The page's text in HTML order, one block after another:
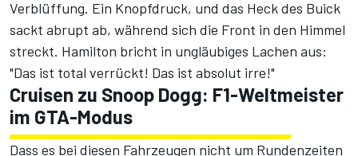
Verblüffung. Ein Knopfdruck, und das Heck des Buick
sackt abrupt ab, während sich die Front in den Himmel
streckt. Hamilton bricht in ungläubiges Lachen aus:
"Das ist total verrückt! Das ist absolut irre!"
Cruisen zu Snoop Dogg: F1-Weltmeister
im GTA-Modus
Dass es bei diesen Fahrzeugen nicht um Rundenzeiten